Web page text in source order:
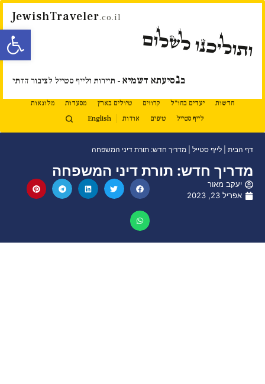
JewishTraveler.co.il
ותוליכנו לשלום
בנסיעתא דשמיא - תיירות ולייף סטייל לציבור הדתי
חדשות יעדים בחו"ל קרוזים טיולים בארץ מסעדות
מלונאות
לייף סטייל
טיפים אודות English
דף הבית לייף סטייל מדריך חדש: תורת דיני המשפחה
מדריך חדש: תורת דיני המשפחה
יעקב מאור
אפריל 23, 2023
פתח